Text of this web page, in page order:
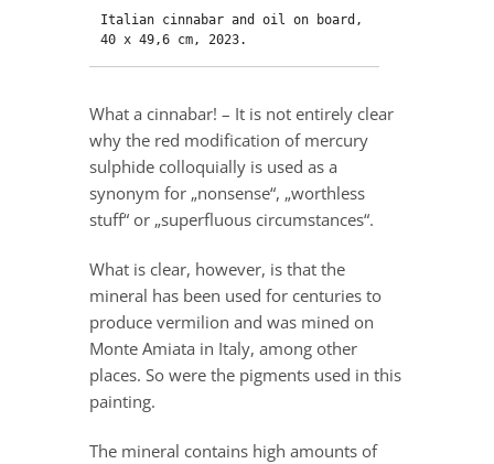
Italian cinnabar and oil on board,
40 x 49,6 cm, 2023.
What a cinnabar! – It is not entirely clear
why the red modification of mercury
sulphide colloquially is used as a
synonym for „nonsense“, „worthless
stuff“ or „superfluous circumstances“.
What is clear, however, is that the
mineral has been used for centuries to
produce vermilion and was mined on
Monte Amiata in Italy, among other
places. So were the pigments used in this
painting.
The mineral contains high amounts of